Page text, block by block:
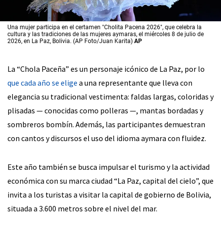
Una mujer participa en el certamen "Cholita Pacena 2026", que celebra la
cultura y las tradiciones de las mujeres aymaras, el miércoles 8 de julio de
2026, en La Paz, Bolivia. (AP Foto/Juan Karita) AP
La “Chola Paceña” es un personaje icónico de La Paz, por lo
que cada año se elige a una representante que lleva con
elegancia su tradicional vestimenta: faldas largas, coloridas y
plisadas — conocidas como polleras —, mantas bordadas y
sombreros bombín. Además, las participantes demuestran
con cantos y discursos el uso del idioma aymara con fluidez.
Este año también se busca impulsar el turismo y la actividad
económica con su marca ciudad “La Paz, capital del cielo”, que
invita a los turistas a visitar la capital de gobierno de Bolivia,
situada a 3.600 metros sobre el nivel del mar.